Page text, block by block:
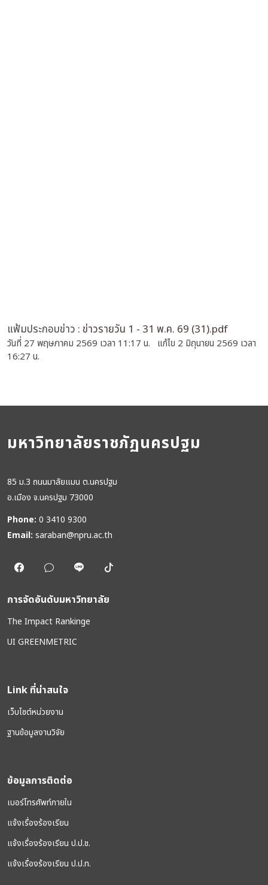
แฟ้มประกอบข่าว :ข่าวรายวัน 1 - 31 พ.ค. 69 (31).pdf
วันที่ 27 พฤษภาคม 2569 เวลา 11:17 น. แก้ไข 2 มิถุนายน 2569 เวลา
16:27 น.
มหาวิทยาลัยราชภัฏนครปฐม
85 ม.3 ถนนมาลัยแมน ต.นครปฐม
อ.เมือง จ.นครปฐม 73000
Phone: 0 3410 9300
Email: saraban@npru.ac.th
การจัดอันดับมหาวิทยาลัย
The Impact Rankinge
UI GREENMETRIC
Link ที่น่าสนใจ
เว็บไซต์หน่วยงาน
ฐานข้อมูลงานวิจัย
ข้อมูลการติดต่อ
เบอร์โทรศัพท์ภายใน
แจ้งเรื่องร้องเรียน
แจ้งเรื่องร้องเรียน ป.ป.ช.
แจ้งเรื่องร้องเรียน ป.ป.ท.